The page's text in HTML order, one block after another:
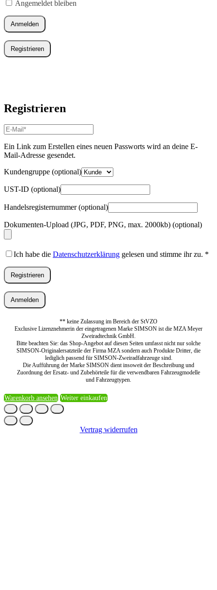
Angemeldet bleiben
Anmelden
Registrieren
Registrieren
E-
Mail-
Adresse*
Erforderlich
Ein Link zum Erstellen eines neuen Passworts wird an deine E-
Mail-Adresse gesendet.
Kundengruppe (optional)
UST-ID (optional)
Handelsregisternummer(optional)
Dokumenten-Upload (JPG, PDF, PNG, max. 2000kb) (optional)
Ich habe die Datenschutzerklärung gelesen und stimme ihr zu. *
Registrieren
Anmelden
** keine Zulassung im Bereich der StVZO
Exclusive Lizenznehmerin der eingetragenen Marke SIMSON ist die MZA Meyer
Zweiradtechnik GmbH.
Bitte beachten Sie: das Shop-Angebot auf diesen Seiten umfasst nicht nur solche
SIMSON-Originalersatzteile der Firma MZA sondern auch Produkte Dritter, die
lediglich passend für SIMSON-Zweiradfahrzeuge sind.
Die Aufführung der Marke SIMSON dient insoweit der Beschreibung und
Zuordnung der Ersatz- und Zubehörteile für die verwendbaren Fahrzeugmodelle
und Fahrzeugtypen.
Warenkorb ansehen Weiter einkaufen
Vertrag widerrufen